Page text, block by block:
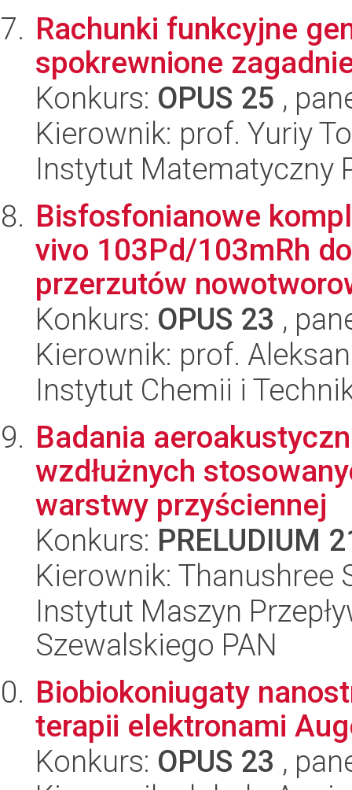
Rachunki funkcyjne
spokrewnione
Konkurs: OPUS 25 ,
Kierownik: prof. Yuriy
Instytut Matematyczny
Bisfosfonianowe
vivo 103Pd/103mRh
przerzutów
Konkurs: OPUS 23 ,
Kierownik: prof.
Instytut Chemii i
Badania
wzdłużnych
warstwy przyściennej
Konkurs: PRELUDIUM
Kierownik: Thanushree
Instytut Maszyn
Szewalskiego PAN
Biobiokoniugaty
terapii elektronami
Konkurs: OPUS 23 ,